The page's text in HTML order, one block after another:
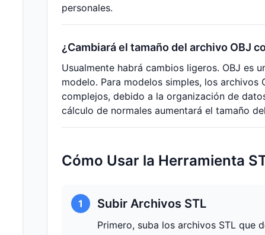
personales.
¿Cambiará el tamaño del archivo OBJ
Usualmente habrá cambios ligeros. OBJ es
modelo. Para modelos simples, los archivos
complejos, debido a la organización de
cálculo de normales aumentará el tamaño
Cómo Usar la Herramienta
1 Subir Archivos STL
Primero, suba los archivos STL que